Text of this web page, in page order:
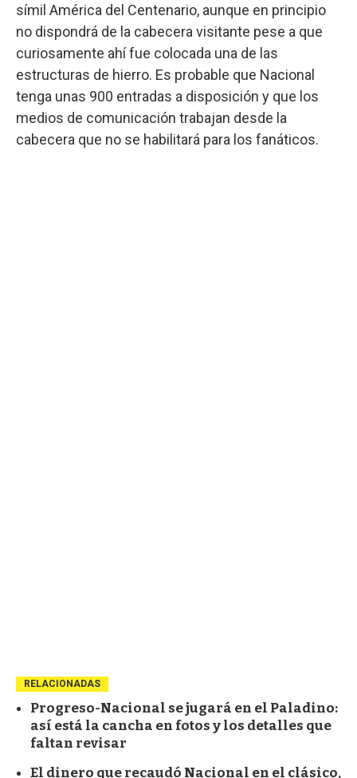
símil América del Centenario, aunque en principio
no dispondrá de la cabecera visitante pese a que
curiosamente ahí fue colocada una de las
estructuras de hierro. Es probable que Nacional
tenga unas 900 entradas a disposición y que los
medios de comunicación trabajan desde la
cabecera que no se habilitará para los fanáticos.
RELACIONADAS
Progreso-Nacional se jugará en el Paladino:
así está la cancha en fotos y los detalles que
faltan revisar
El dinero que recaudó Nacional en el clásico,